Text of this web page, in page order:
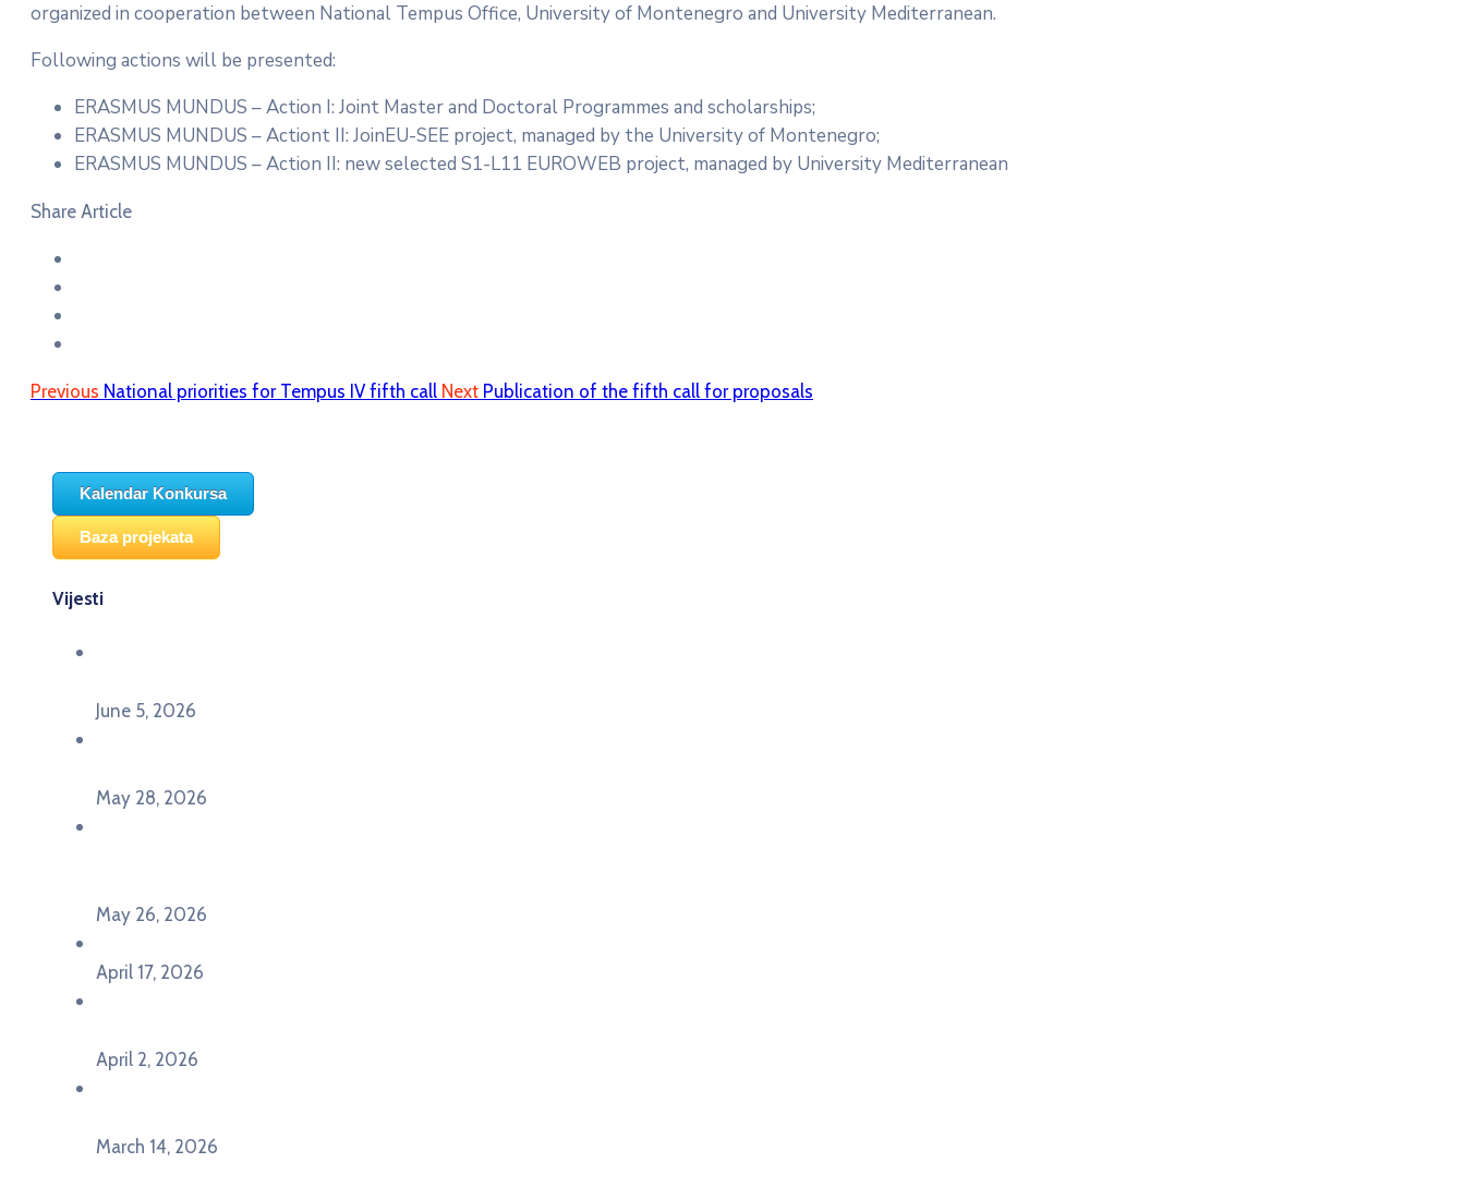
organized in cooperation between National Tempus Office, University of Montenegro and University Mediterranean.
Following actions will be presented:
ERASMUS MUNDUS – Action I: Joint Master and Doctoral Programmes and scholarships;
ERASMUS MUNDUS – Actiont II: JoinEU-SEE project, managed by the University of Montenegro;
ERASMUS MUNDUS – Action II: new selected S1-L11 EUROWEB project, managed by University Mediterranean
Share Article
Previous National priorities for Tempus IV fifth call Next Publication of the fifth call for proposals
Kalendar Konkursa
Baza projekata
Vijesti
June 5, 2026
May 28, 2026
May 26, 2026
April 17, 2026
April 2, 2026
March 14, 2026